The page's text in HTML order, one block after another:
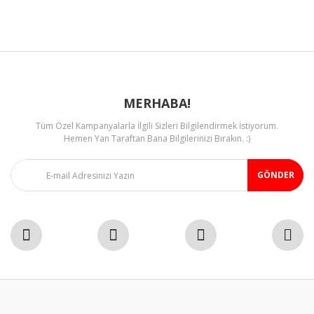
Gönder
MERHABA!
Tüm Özel Kampanyalarla İlgili Sizleri Bilgilendirmek İstiyorum.
Hemen Yan Taraftan Bana Bilgilerinizi Bırakın. :)
GÖNDER